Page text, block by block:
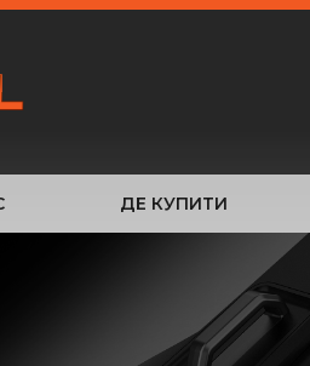
ДЕ КУПИТИ